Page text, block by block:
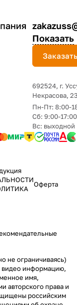
Показать
692524, г.
Некрасова,
Пн-Пт: 8:00-
Сб: 9:00-17:00
Вс: выходной
Оферта
не ограничиваясь)
видео информацию,
имя,
авторского права и
российским